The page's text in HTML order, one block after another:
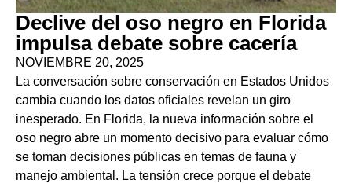
Declive del oso negro en Florida
impulsa debate sobre cacería
NOVIEMBRE 20, 2025
La conversación sobre conservación en Estados Unidos
cambia cuando los datos oficiales revelan un giro
inesperado. En Florida, la nueva información sobre el
oso negro abre un momento decisivo para evaluar cómo
se toman decisiones públicas en temas de fauna y
manejo ambiental. La tensión crece porque el debate